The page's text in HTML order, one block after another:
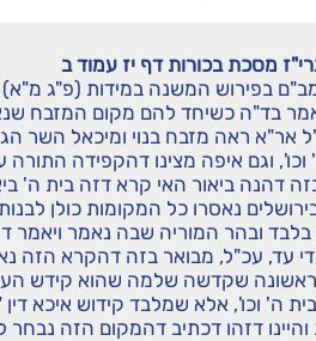
מסכת בכורות דף יז עמוד ב
בפירוש המשנה במידות (פ"ג
בד"ה כשיחד להם מקום המזבח
אר"א ראה מזבח בנוי ומיכאל השר
וכו', וגם איפה מצינו דהקפידה
דהנה ביאור האי קרא דזה בית ה'
נאסרו כל המקומות כולן
בלבד ובהר המוריה שבה נאמר ויאמר
עד, עכ"ל, מבואר בזה דהקרא הזה
שקדשה שלמה שהוא קידש
ה' וכו', אלא שמלבד קידוש איכא
דזהו דכתיב דהמקום הזה נבחר